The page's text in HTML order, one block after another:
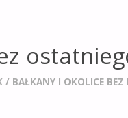
/ BAŁKANY I OKOLICE BEZ